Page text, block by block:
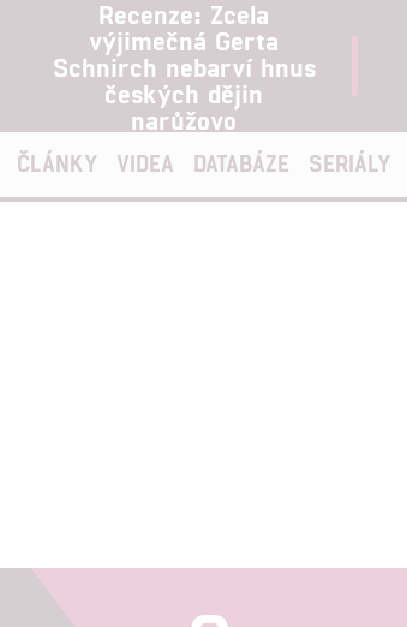
Recenze: Zcela
výjimečná Gerta
Schnirch nebarví hnus
českých dějin
narůžovo
ČLÁNKY VIDEA DATABÁZE SERIÁLY